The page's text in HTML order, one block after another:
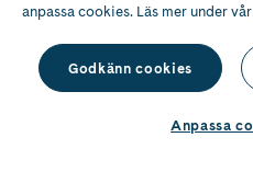
anpassa cookies. Läs mer under vår
Godkänn cookies
Anpassa